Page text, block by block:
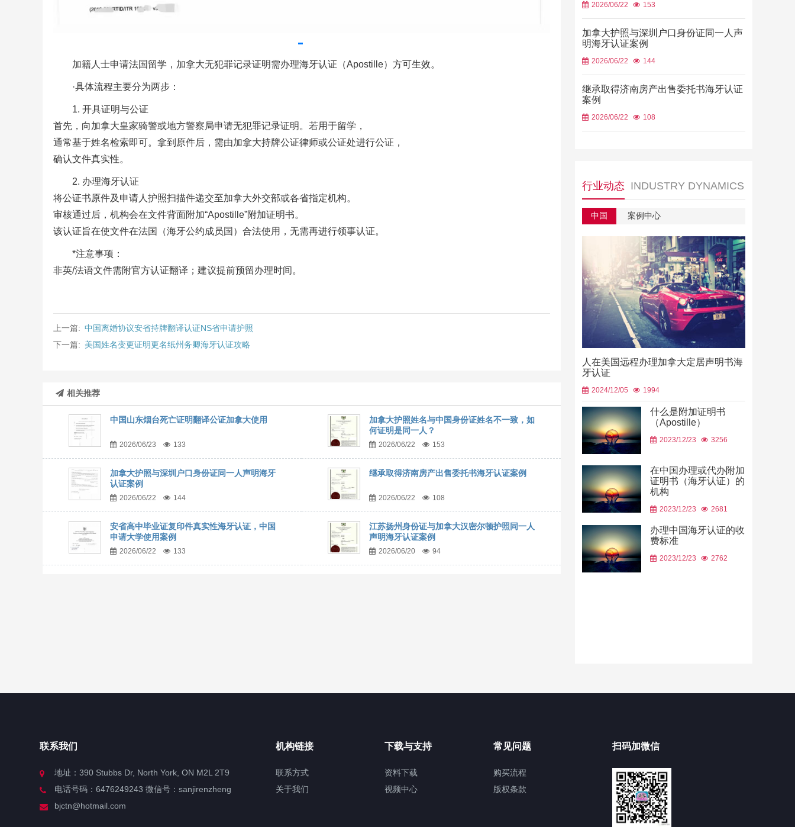
加籍人士申请法国留学，加拿大无犯罪记录证明需办理海牙认证（Apostille）方可生效。
·具体流程主要分为两步：
1. 开具证明与公证
首先，向加拿大皇家骑警或地方警察局申请无犯罪记录证明。若用于留学，
通常基于姓名检索即可。拿到原件后，需由加拿大持牌公证律师或公证处进行公证，
确认文件真实性。
2. 办理海牙认证
将公证书原件及申请人护照扫描件递交至加拿大外交部或各省指定机构。
审核通过后，机构会在文件背面附加“Apostille”附加证明书。
该认证旨在使文件在法国（海牙公约成员国）合法使用，无需再进行领事认证。
*注意事项：
非英/法语文件需附官方认证翻译；建议提前预留办理时间。
上一篇: 中国离婚协议安省持牌翻译认证NS省申请护照
下一篇: 美国姓名变更证明更名纸州务卿海牙认证攻略
相关推荐
中国山东烟台死亡证明翻译公证加拿大使用
2026/06/23 133
加拿大护照姓名与中国身份证姓名不一致，如
何证明是同一人？
2026/06/22 153
加拿大护照与深圳户口身份证同一人声明海牙
认证案例
2026/06/22 144
继承取得济南房产出售委托书海牙认证案例
2026/06/22 108
安省高中毕业证复印件真实性海牙认证，中国
申请大学使用案例
2026/06/22 133
江苏扬州身份证与加拿大汉密尔顿护照同一人
声明海牙认证案例
2026/06/20 94
2026/06/22 153
加拿大护照与深圳户口身份证同一人声
明海牙认证案例
2026/06/22 144
继承取得济南房产出售委托书海牙认证
案例
2026/06/22 108
行业动态 INDUSTRY DYNAMICS
中国 案例中心
人在美国远程办理加拿大定居声明书海
牙认证
2024/12/05 1994
什么是附加证明书
（Apostille）
2023/12/23 3256
在中国办理或代办附加
证明书（海牙认证）的
机构
2023/12/23 2681
办理中国海牙认证的收
费标准
2023/12/23 2762
联系我们
地址：390 Stubbs Dr, North York, ON M2L 2T9
电话号码：6476249243 微信号：sanjirenzheng
bjctn@hotmail.com
机构链接
联系方式
关于我们
下载与支持
资料下载
视频中心
常见问题
购买流程
版权条款
扫码加微信